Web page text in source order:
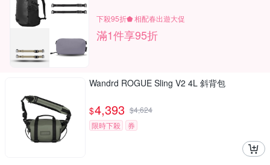
下殺95折⬟ 相配春出遊大促
滿1件享95折
Wandrd ROGUE Sling V2 4L 斜背包
$4,393 $4,624
限時下殺
券